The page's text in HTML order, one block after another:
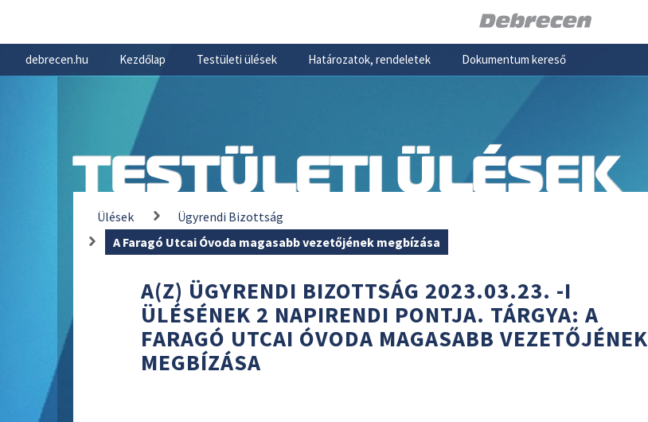
debrecen.hu Kezdőlap Testületi ülések Határozatok, rendeletek Dokumentum kereső
TESTÜLETI ÜLÉSEK
Ülések
Ügyrendi Bizottság
A Faragó Utcai Óvoda magasabb vezetőjének megbízása
A(Z) ÜGYRENDI BIZOTTSÁG 2023.03.23. -I
ÜLÉSÉNEK 2 NAPIRENDI PONTJA. TÁRGYA: A
FARAGÓ UTCAI ÓVODA MAGASABB VEZETŐJÉNEK
MEGBÍZÁSA